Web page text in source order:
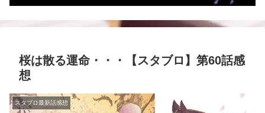
桜は散る運命・・・【スタブロ】第60話感
想
スタブロ最新話感想